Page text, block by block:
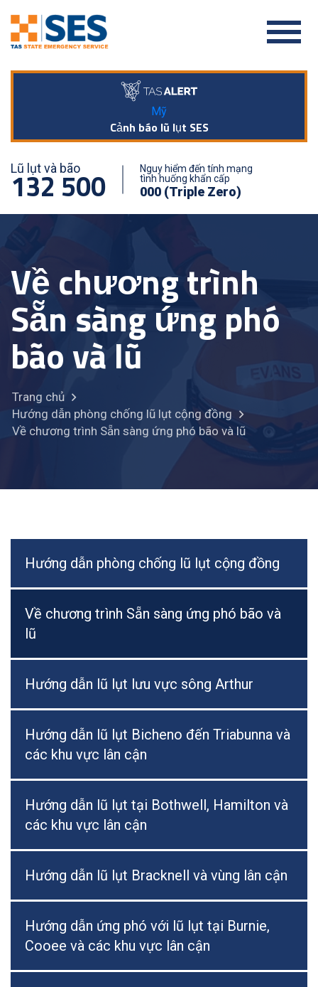
Mỹ
Cảnh báo lũ lụt SES
Lũ lụt và bão
132 500
Nguy hiểm đến tính mạng
tình huống khẩn cấp
000 (Triple Zero)
Về chương trình
Sẵn sàng ứng phó
bão và lũ
Trang chủ
Hướng dẫn phòng chống lũ lụt cộng đồng
Về chương trình Sẵn sàng ứng phó bão và lũ
Hướng dẫn phòng chống lũ lụt cộng đồng
Về chương trình Sẵn sàng ứng phó bão và
lũ
Hướng dẫn lũ lụt lưu vực sông Arthur
Hướng dẫn lũ lụt Bicheno đến Triabunna và
các khu vực lân cận
Hướng dẫn lũ lụt tại Bothwell, Hamilton và
các khu vực lân cận
Hướng dẫn lũ lụt Bracknell và vùng lân cận
Hướng dẫn ứng phó với lũ lụt tại Burnie,
Cooee và các khu vực lân cận